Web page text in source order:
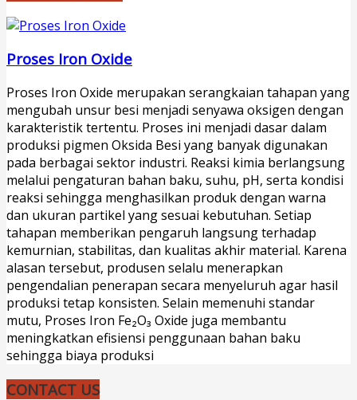
Proses Iron Oxide
Proses Iron Oxide merupakan serangkaian tahapan yang
mengubah unsur besi menjadi senyawa oksigen dengan
karakteristik tertentu. Proses ini menjadi dasar dalam
produksi pigmen Oksida Besi yang banyak digunakan
pada berbagai sektor industri. Reaksi kimia berlangsung
melalui pengaturan bahan baku, suhu, pH, serta kondisi
reaksi sehingga menghasilkan produk dengan warna
dan ukuran partikel yang sesuai kebutuhan. Setiap
tahapan memberikan pengaruh langsung terhadap
kemurnian, stabilitas, dan kualitas akhir material. Karena
alasan tersebut, produsen selalu menerapkan
pengendalian penerapan secara menyeluruh agar hasil
produksi tetap konsisten. Selain memenuhi standar
mutu, Proses Iron Fe₂O₃ Oxide juga membantu
meningkatkan efisiensi penggunaan bahan baku
sehingga biaya produksi
CONTACT US